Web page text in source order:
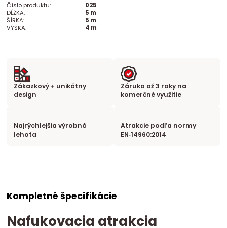
Číslo produktu:
025
DĹŽKA:
5 m
ŠÍRKA:
5 m
VÝŠKA:
4 m
Zákazkový + unikátny
design
Záruka až 3 roky na
komerčné využitie
Najrýchlejšia výrobná
lehota
Atrakcie podľa normy
EN‑14960:2014
Kompletné špecifikácie
Nafukovacia atrakcia